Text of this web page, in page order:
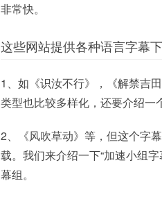
非常快。
这些网站提供各种语言字幕
1、如《识汝不行》，《解禁吉
类型也比较多样化，还要介绍一
2、《风吹草动》等，但这个字
载。我们来介绍一下“加速小组
幕组。